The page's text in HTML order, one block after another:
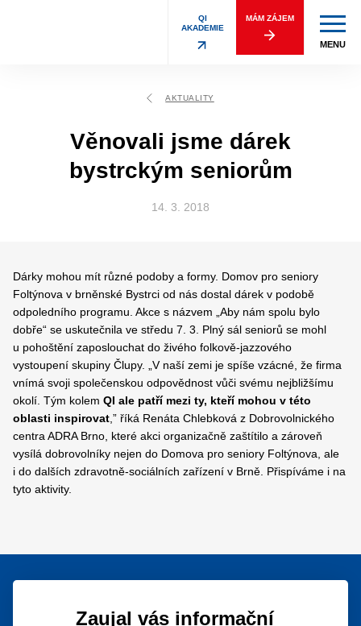
QI
AKADEMIE
MÁM ZÁJEM
MENU
AKTUALITY
Věnovali jsme dárek
bystrckým seniorům
14. 3. 2018
Dárky mohou mít různé podoby a formy. Domov pro seniory
Foltýnova v brněnské Bystrci od nás dostal dárek v podobě
odpoledního programu. Akce s názvem „Aby nám spolu bylo
dobře“ se uskutečnila ve středu 7. 3.
Plný sál seniorů se mohl
u pohoštění zaposlouchat do živého folkově-jazzového
vystoupení skupiny Člupy. „V naší zemi je spíše vzácné, že firma
vnímá svoji společenskou odpovědnost vůči svému nejbližšímu
okolí. Tým kolem QI ale patří mezi ty, kteří mohou v této
oblasti inspirovat ,” říká Renáta Chlebková z Dobrovolnického
centra ADRA Brno, které akci organizačně zaštítilo a zároveň
vysílá dobrovolníky nejen do Domova pro seniory Foltýnova, ale
i do dalších zdravotně-sociálních zařízení v Brně. Přispíváme i na
tyto aktivity.
Zaujal vás informační